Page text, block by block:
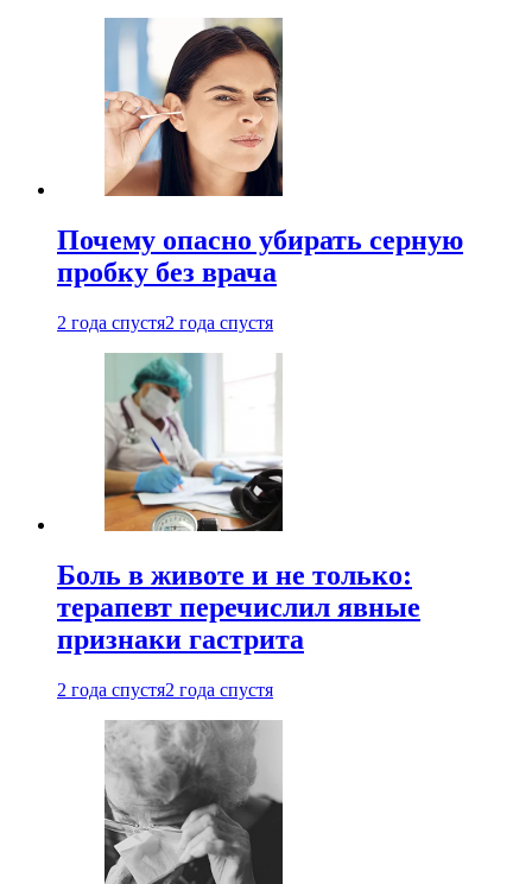
Почему опасно убирать серную
пробку без врача
2 года спустя2 года спустя
Боль в животе и не только:
терапевт перечислил явные
признаки гастрита
2 года спустя2 года спустя